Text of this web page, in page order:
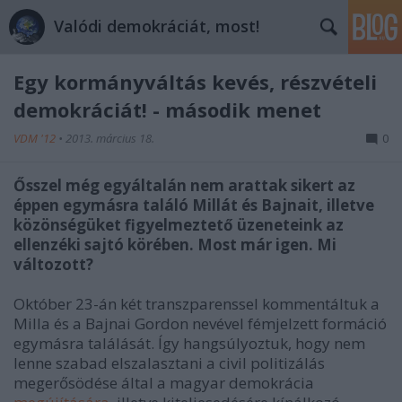
Valódi demokráciát, most!
Egy kormányváltás kevés, részvételi
demokráciát! - második menet
VDM '12 • 2013. március 18. 0
Ősszel még egyáltalán nem arattak sikert az
éppen egymásra találó Millát és Bajnait, illetve
közönségüket figyelmeztető üzeneteink az
ellenzéki sajtó körében. Most már igen. Mi
változott?
Október 23-án két transzparenssel kommentáltuk a
Milla és a Bajnai Gordon nevével fémjelzett formáció
egymásra találását. Így hangsúlyoztuk, hogy nem
lenne szabad elszalasztani a civil politizálás
megerősödése által a magyar demokrácia